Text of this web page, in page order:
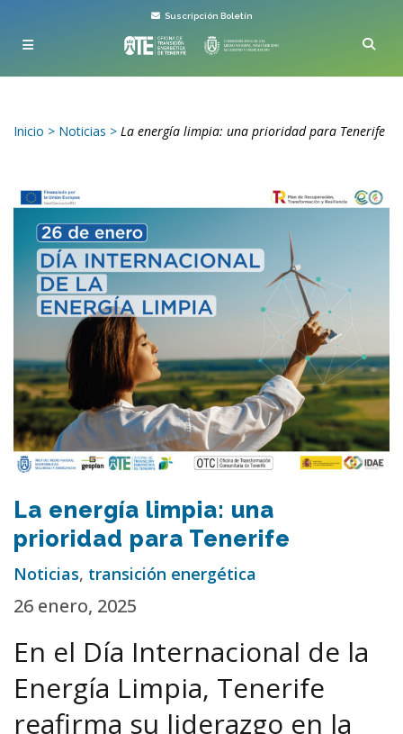
Suscripción Boletín
Inicio > Noticias > La energía limpia: una prioridad para Tenerife
La energía limpia: una
prioridad para Tenerife
Noticias, transición energética
26 enero, 2025
En el Día Internacional de la
Energía Limpia, Tenerife
reafirma su liderazgo en la